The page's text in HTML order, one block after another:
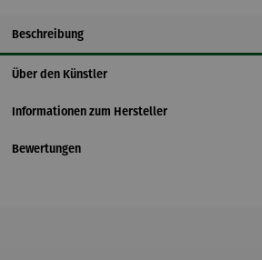
Beschreibung
Über den Künstler
Informationen zum Hersteller
Bewertungen